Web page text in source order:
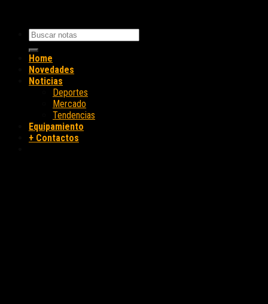
Home
Novedades
Noticias
Deportes
Mercado
Tendencias
Equipamiento
+ Contactos